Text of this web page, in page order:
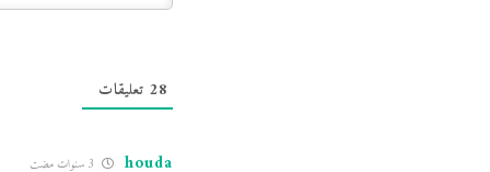
28 تعليقات
houda